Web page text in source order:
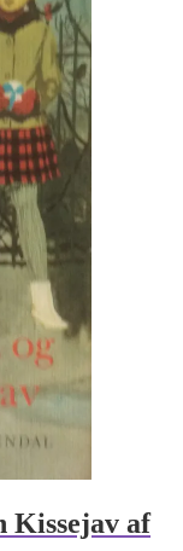
Kissejav af